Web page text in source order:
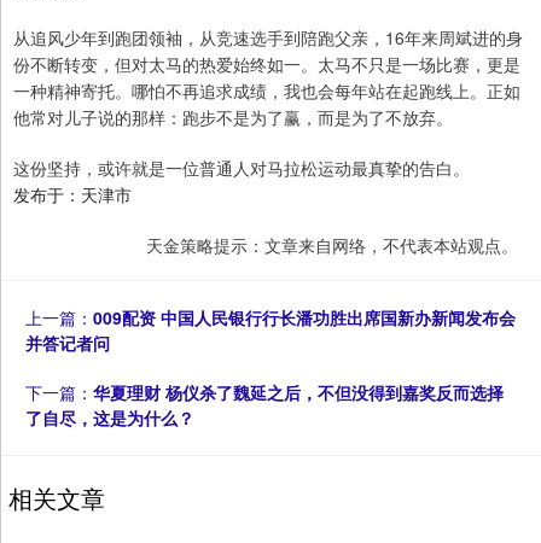
从追风少年到跑团领袖，从竞速选手到陪跑父亲，16年来周斌进的身
份不断转变，但对太马的热爱始终如一。太马不只是一场比赛，更是
一种精神寄托。哪怕不再追求成绩，我也会每年站在起跑线上。正如
他常对儿子说的那样：跑步不是为了赢，而是为了不放弃。
这份坚持，或许就是一位普通人对马拉松运动最真挚的告白。
发布于：天津市
天金策略提示：文章来自网络，不代表本站观点。
上一篇： 009配资 中国人民银行行长潘功胜出席国新办新闻发布会
并答记者问
下一篇： 华夏理财 杨仪杀了魏延之后，不但没得到嘉奖反而选择
了自尽，这是为什么？
相关文章